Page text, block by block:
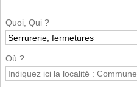
Quoi, Qui ?
Où ?